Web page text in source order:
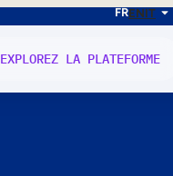
FRENIT
EXPLOREZ LA PLATEFORME